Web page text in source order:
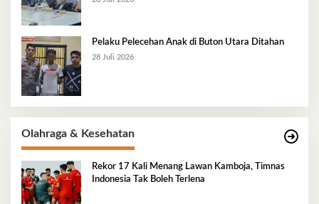
Pelaku Pelecehan Anak di Buton Utara Ditahan
28 Juli 2026
Olahraga & Kesehatan
Rekor 17 Kali Menang Lawan Kamboja, Timnas
Indonesia Tak Boleh Terlena